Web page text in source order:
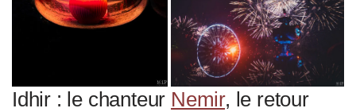
Idhir : le chanteur Nemir, le retour